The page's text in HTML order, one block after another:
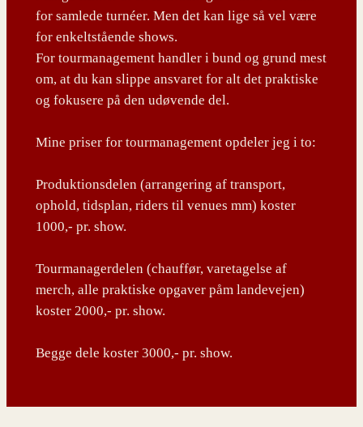
for samlede turnéer. Men det kan lige så vel være
for enkeltstående shows.
For tourmanagement handler i bund og grund mest
om, at du kan slippe ansvaret for alt det praktiske
og fokusere på den udøvende del.
Mine priser for tourmanagement opdeler jeg i to:
Produktionsdelen (arrangering af transport,
ophold, tidsplan, riders til venues mm) koster
1000,- pr. show.
Tourmanagerdelen (chauffør, varetagelse af
merch, alle praktiske opgaver påm landevejen)
koster 2000,- pr. show.
Begge dele koster 3000,- pr. show.